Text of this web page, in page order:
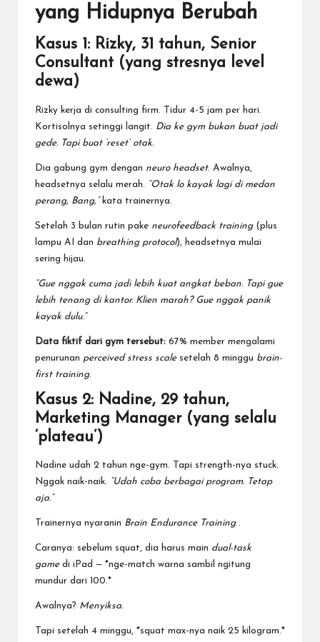
yang Hidupnya Berubah
Kasus 1: Rizky, 31 tahun, Senior
Consultant (yang stresnya level
dewa)
Rizky kerja di consulting firm. Tidur 4-5 jam per hari.
Kortisolnya setinggi langit. Dia ke gym bukan buat jadi
gede. Tapi buat ‘reset’ otak.
Dia gabung gym dengan neuro headset. Awalnya,
headsetnya selalu merah.
“Otak lo kayak lagi di medan
perang, Bang,”kata trainernya.
Setelah 3 bulan rutin pake neurofeedback training(plus
lampu AI dan breathing protocol), headsetnya mulai
sering hijau.
“Gue nggak cuma jadi lebih kuat angkat beban. Tapi gue
lebih tenang di kantor. Klien marah? Gue nggak panik
kayak dulu.”
Data fiktif dari gym tersebut: 67% member mengalami
penurunan perceived stress scalesetelah 8 minggu brain-
first training.
Kasus 2: Nadine, 29 tahun,
Marketing Manager (yang selalu
‘plateau’)
Nadine udah 2 tahun nge-gym. Tapi strength-nya stuck.
Nggak naik-naik. “Udah coba berbagai program. Tetap
aja.”
Trainernya nyaranin Brain Endurance Training .
Caranya: sebelum squat, dia harus main dual-task
gamedi iPad — *nge-match warna sambil ngitung
mundur dari 100.*
Awalnya? Menyiksa.
Tapi setelah 4 minggu, *squat max-nya naik 25 kilogram.*